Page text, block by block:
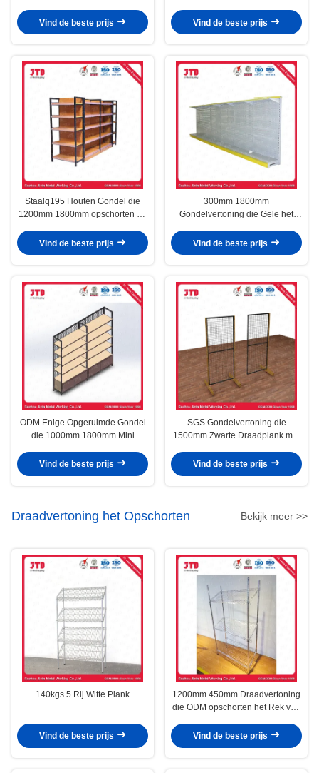
Vind de beste prijs
Vind de beste prijs
Staalq195 Houten Gondel die
1200mm 1800mm opschorten de
Vind de beste prijs
300mm 1800mm
Gondelvertoning die Gele het
ISO9001
Vind de beste prijs
ODM Enige Opgeruimde Gondel
die 1000mm 1800mm Mini
Vind de beste prijs
SGS Gondelvertoning die
1500mm Zwarte Draadplank met
Vind de beste prijs
Draadvertoning het Opschorten Bekijk meer >>
140kgs 5 Rij Witte Plank
Vind de beste prijs
1200mm 450mm Draadvertoning
die ODM opschorten het Rek van
Vind de beste prijs